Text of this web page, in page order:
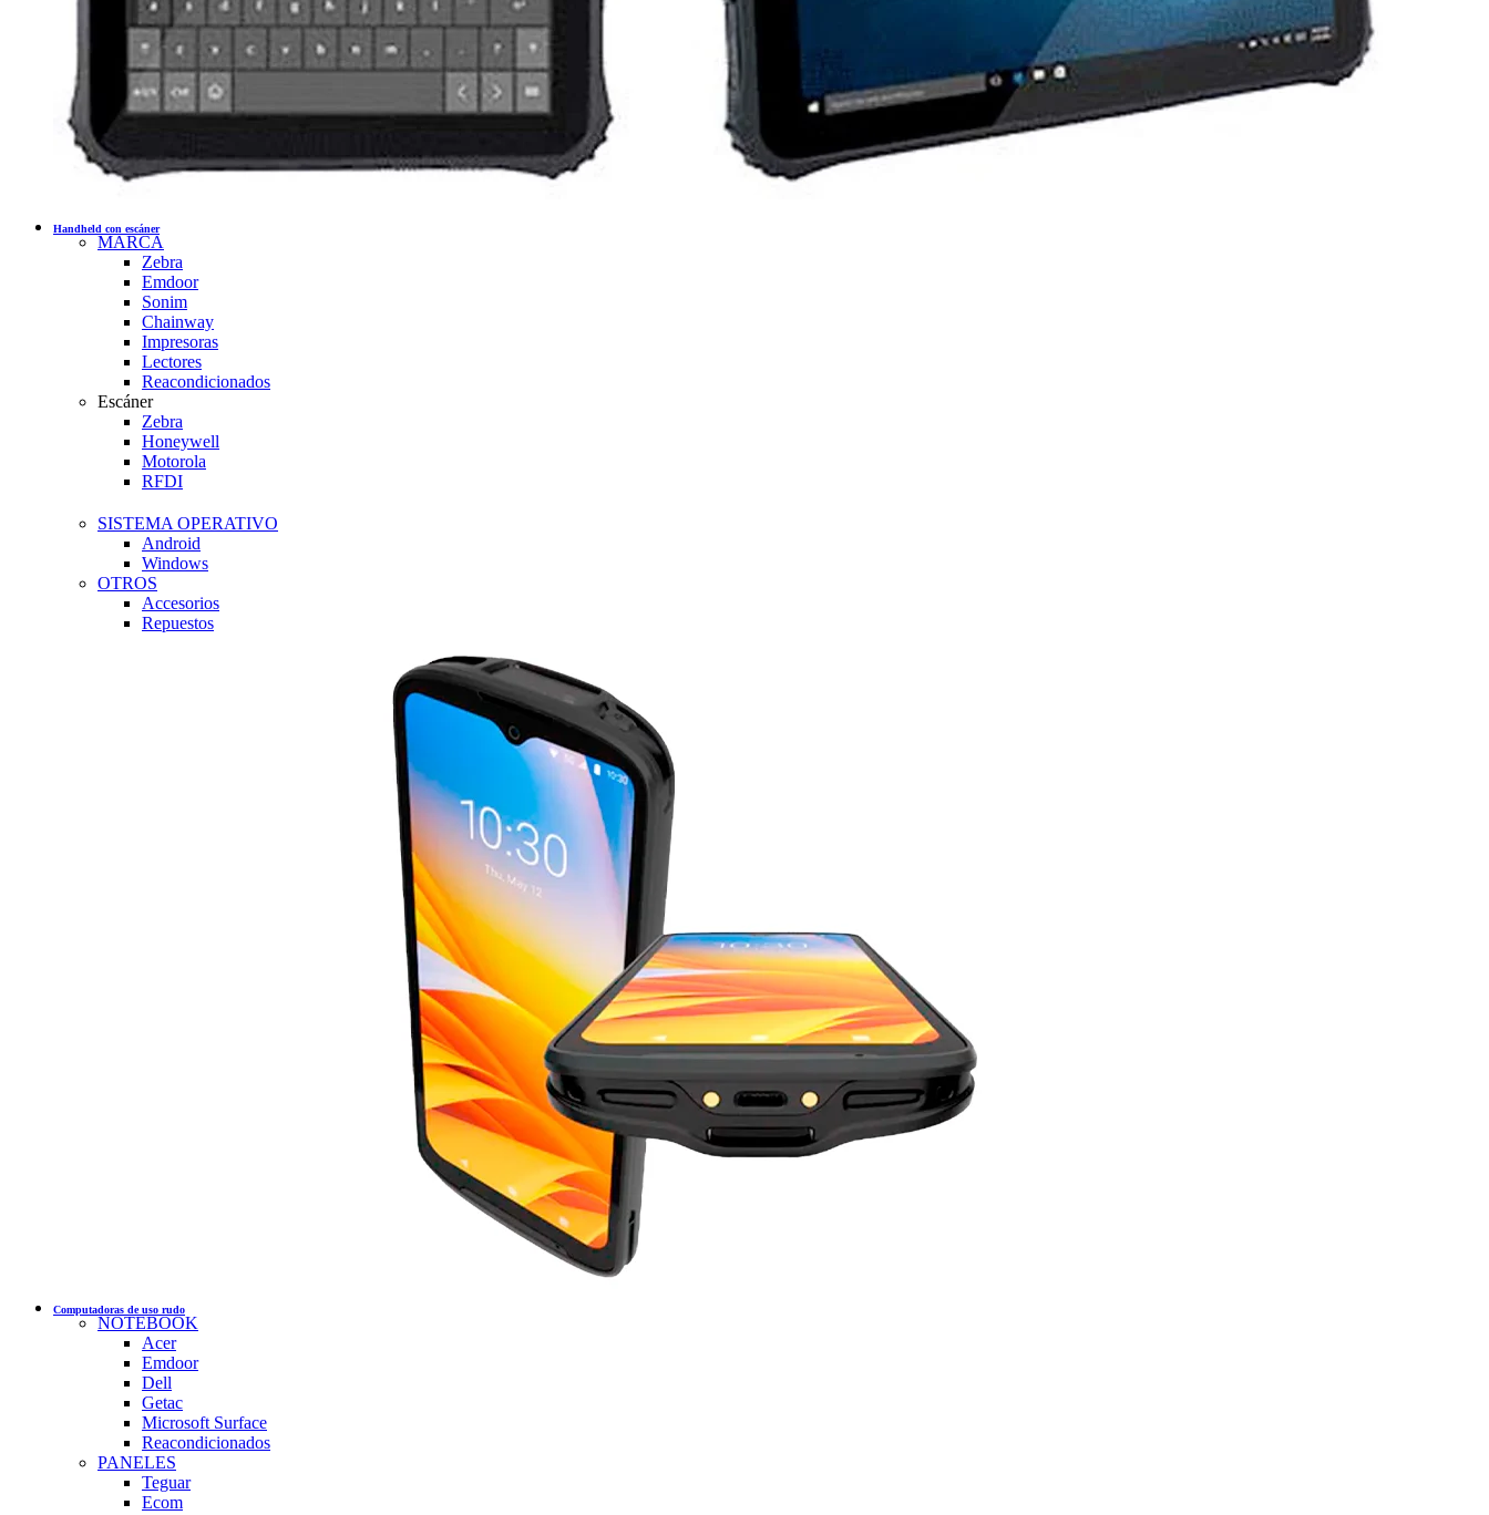
Handheld con escáner
MARCA
Zebra
Emdoor
Sonim
Chainway
Impresoras
Lectores
Reacondicionados
Escáner
Zebra
Honeywell
Motorola
RFDI
SISTEMA OPERATIVO
Android
Windows
OTROS
Accesorios
Repuestos
Computadoras de uso rudo
NOTEBOOK
Acer
Emdoor
Dell
Getac
Microsoft Surface
Reacondicionados
PANELES
Teguar
Ecom